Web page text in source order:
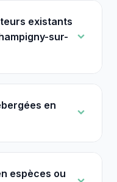
existants
sur-
en
espèces ou